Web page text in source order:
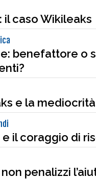
il caso Wikileaks
benefattore o
e la
e il coraggio di
penalizzi